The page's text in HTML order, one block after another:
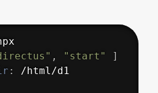
, "start"
]
: